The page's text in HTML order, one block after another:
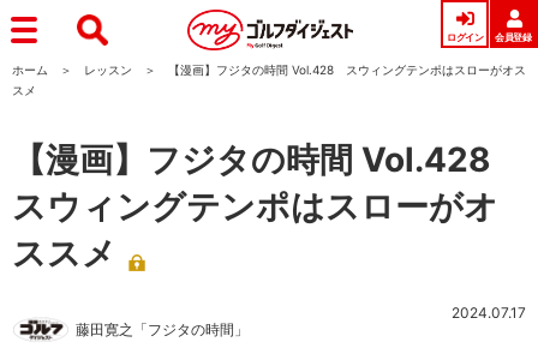
ログイン 会員登録
ホーム レッスン
【漫画】フジタの時間 Vol.428 スウィングテンポはスローがオス
スメ
【漫画】フジタの時間 Vol.428
スウィングテンポはスローがオ
ススメ
藤田寛之「フジタの時間」
2024.07.17